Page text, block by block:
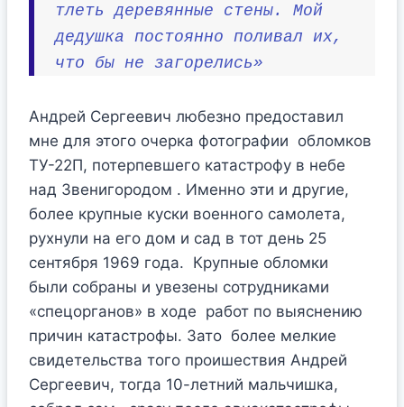
тлеть деревянные стены. Мой
дедушка постоянно поливал их,
что бы не загорелись»
Андрей Сергеевич любезно предоставил
мне для этого очерка фотографии обломков
ТУ-22П, потерпевшего катастрофу в небе
над Звенигородом . Именно эти и другие,
более крупные куски военного самолета,
рухнули на его дом и сад в тот день 25
сентября 1969 года. Крупные обломки
были собраны и увезены сотрудниками
«спецорганов» в ходе работ по выяснению
причин катастрофы. Зато более мелкие
свидетельства того проишествия Андрей
Сергеевич, тогда 10-летний мальчишка,